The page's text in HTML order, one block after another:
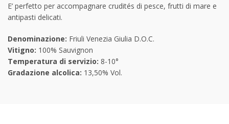
E’ perfetto per accompagnare crudités di pesce, frutti di mare e
antipasti delicati.
Denominazione: Friuli Venezia Giulia D.O.C.
Vitigno: 100% Sauvignon
Temperatura di servizio: 8-10°
Gradazione alcolica: 13,50% Vol.